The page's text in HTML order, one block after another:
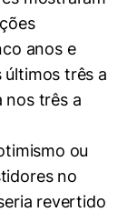
anos e
últimos três a
nos três a
ou
no
revertido